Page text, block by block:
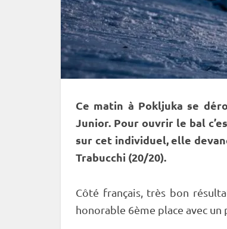
Ce matin à Pokljuka se
Junior. Pour ouvrir le bal
sur cet individuel, elle
Trabucchi (20/20).
Côté français, très bon
honorable 6ème place avec un